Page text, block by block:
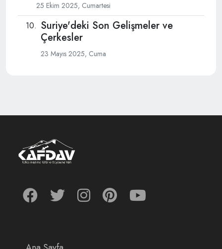
25 Ekim 2025, Cumartesi
Suriye'deki Son Gelişmeler ve
Çerkesler
23 Mayıs 2025, Cuma